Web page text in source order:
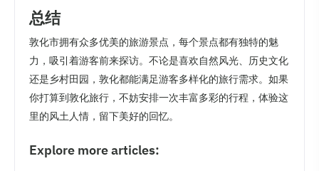
总结
敦化市拥有众多优美的旅游景点，每个景点都有独特的魅
力，吸引着游客前来探访。不论是喜欢自然风光、历史文化
还是乡村田园，敦化都能满足游客多样化的旅行需求。如果
你打算到敦化旅行，不妨安排一次丰富多彩的行程，体验这
里的风土人情，留下美好的回忆。
Explore more articles: